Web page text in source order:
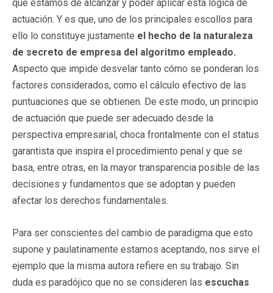
que estamos de alcanzar y poder aplicar esta lógica de
actuación. Y es que, uno de los principales escollos para
ello lo constituye justamente el hecho de la naturaleza
de secreto de empresa del algoritmo empleado.
Aspecto que impide desvelar tanto cómo se ponderan los
factores considerados, como el cálculo efectivo de las
puntuaciones que se obtienen. De este modo, un principio
de actuación que puede ser adecuado desde la
perspectiva empresarial, choca frontalmente con el status
garantista que inspira el procedimiento penal y que se
basa, entre otras, en la mayor transparencia posible de las
decisiones y fundamentos que se adoptan y pueden
afectar los derechos fundamentales.
Para ser conscientes del cambio de paradigma que esto
supone y paulatinamente estamos aceptando, nos sirve el
ejemplo que la misma autora refiere en su trabajo. Sin
duda es paradójico que no se consideren las escuchas